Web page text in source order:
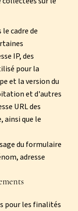
cadre de
IP, des
pour la
et la version du
et d'autres
URL des
ainsi que le
du formulaire
adresse
pour les finalités